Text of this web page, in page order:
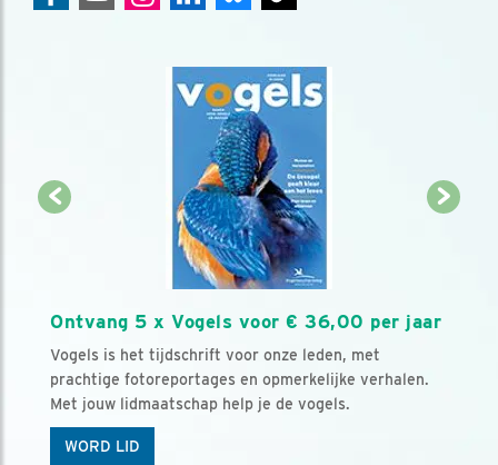
Ontvang 5 x Vogels voor € 36,00 per jaar
Vogels is het tijdschrift voor onze leden, met
prachtige fotoreportages en opmerkelijke verhalen.
Met jouw lidmaatschap help je de vogels.
WORD LID